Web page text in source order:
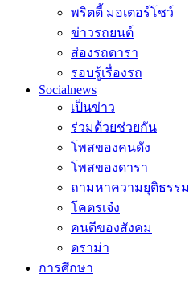
พริตตี้ มอเตอร์โชว์
ข่าวรถยนต์
ส่องรถดารา
รอบรู้เรื่องรถ
Socialnews
เป็นข่าว
ร่วมด้วยช่วยกัน
โพสของคนดัง
โพสของดารา
ถามหาความยุติธรรม
โคตรเจ๋ง
คนดีของสังคม
ดราม่า
การศึกษา